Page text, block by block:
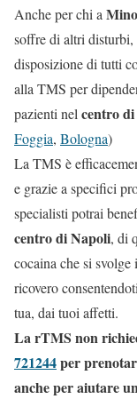
Anche per chi a
soffre di altri
disposizione di tutti
alla TMS per
pazienti nelcentro
Foggia, Bologna)
La TMS è
e grazie a specifici
specialisti potrai
centro di Napoli, di
cocaina che si
ricovero
tua, dai tuoi affetti.
La rTMS non
721244per
anche per aiutare